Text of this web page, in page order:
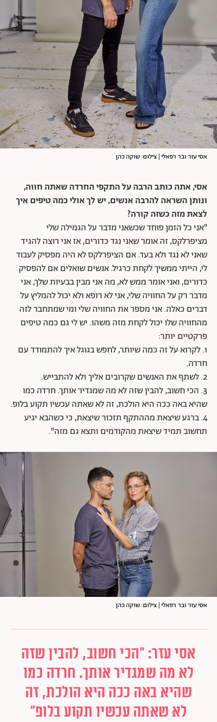
אסי עזר ובר רפאלי | צילום: שוקה כהן
אסי, אתה כותב הרבה על התקפי החרדה שאתה חווה,
ונותן השראה להרבה אנשים, יש לך אולי כמה טיפים איך
לצאת מזה כשזה קורה?
"אני כל הזמן פוחד שכשאני מדבר על הגמילה שלי
מציפרלקס, זה אומר שאני נגד כדורים, אז אני רוצה להגיד
שאני לא נגד ולא בעד. אם הציפרלקס לא היה מפסיק לעבוד
לי, הייתי ממשיך לקחת כרגיל. אנשים שואלים אם להפסיק
כדורים, ואני אומר ממש לא, מה אני מבין בבעיות שלך, אני
מדבר רק על החוויה שלי, אני לא רופא ולא יכול להמליץ על
דברים כאלה. אני מספר את החוויה שלי ומי שמתחבר לזה
מהחוויה שלו יכול לקחת מזה משהו. יש לי גם כמה טיפים
פרקטיים יותר:
1. לקרוא על זה כמה שיותר, לחפש בגוגל איך להתמודד עם
חרדה.
2. לשתף את האנשים שקרובים אליך ולא להתבייש.
3. הכי חשוב, להבין שזה לא מה שמגדיר אותך. חרדה כמו
שהיא באה ככה היא הולכת, זה לא שאתה עכשיו תקוע בלופ.
4. ברגע שיצאת מההתקף תזכור שיצאת, כי כשהבא יגיע
תחשוב תמיד שיצאת מהקודמים ותצא גם מזה".
אסי עזר ובר רפאלי | צילום: שוקה כהן
אסי עזר: "הכי חשוב, להבין שזה
לא מה שמגדיר אותך. חרדה כמו
שהיא באה ככה היא הולכת, זה
לא שאתה עכשיו תקוע בלופ"